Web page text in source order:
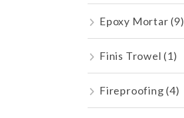
Epoxy Mortar (9)
Finis Trowel (1)
Fireproofing (4)